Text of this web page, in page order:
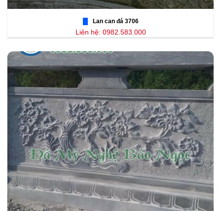
Lan can đá 3706
Liên hệ: 0982.583.000